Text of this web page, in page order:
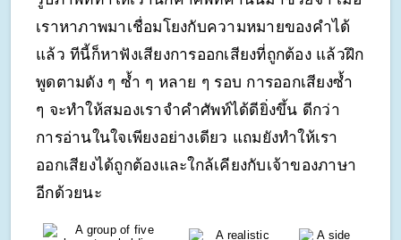
เราหาภาพมาเชื่อมโยงกับความหมายของคำได้
แล้ว ทีนี้ก็หาฟังเสียงการออกเสียงที่ถูกต้อง แล้วฝึก
พูดตามดัง ๆ ซ้ำ ๆ หลาย ๆ รอบ การออกเสียงซ้ำ
ๆ จะทำให้สมองเราจำคำศัพท์ได้ดียิ่งขึ้น ดีกว่า
การอ่านในใจเพียงอย่างเดียว แถมยังทำให้เรา
ออกเสียงได้ถูกต้องและใกล้เคียงกับเจ้าของภาษา
อีกด้วยนะ